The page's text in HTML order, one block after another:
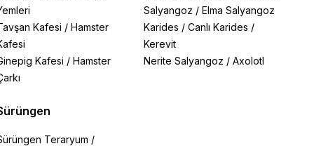
Kafesi / Hamster
Kafesi / Hamster
Teraryum /
Salyangoz /Elma Salyangoz
Karides /Canlı Karides /
Kerevit
Nerite Salyangoz /Axolotl